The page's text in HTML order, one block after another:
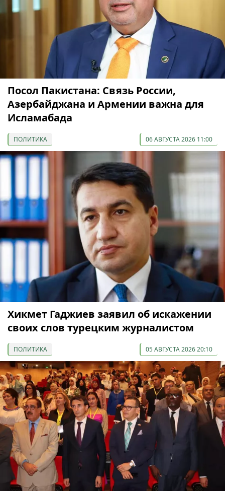
Посол Пакистана: Связь России,
Азербайджана и Армении важна для
Исламабада
ПОЛИТИКА 06 АВГУСТА 2026 11:00
Хикмет Гаджиев заявил об искажении
своих слов турецким журналистом
ПОЛИТИКА 05 АВГУСТА 2026 20:10